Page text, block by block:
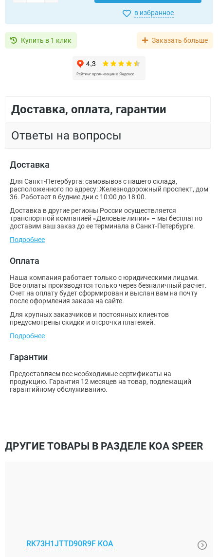
в избранное
Купить в 1 клик Заказать больше
Доставка, оплата, гарантии
Ответы на вопросы
Доставка
Для Санкт-Петербурга: самовывоз с нашего склада,
расположенного по адресу: Железнодорожный проспект, дом
36. Работает в будние дни с 10:00 до 18:00.
Доставка в другие регионы России осуществляется
транспортной компанией «Деловые линии» – мы бесплатно
доставим ваш заказ до ее терминала в Санкт-Петербурге.
Подробнее
Оплата
Наша компания работает только с юридическими лицами.
Все оплаты производятся только через безналичный расчет.
Счет на оплату будет сформирован и выслан вам на почту
после оформления заказа на сайте.
Для крупных заказчиков и постоянных клиентов
предусмотрены скидки и отсрочки платежей.
Подробнее
Гарантии
Предоставляем все необходимые сертификаты на
продукцию. Гарантия 12 месяцев на товар, подлежащий
гарантийному обслуживанию.
ДРУГИЕ ТОВАРЫ В РАЗДЕЛЕ KOA SPEER
RK73H1JTTD90R9F KOA